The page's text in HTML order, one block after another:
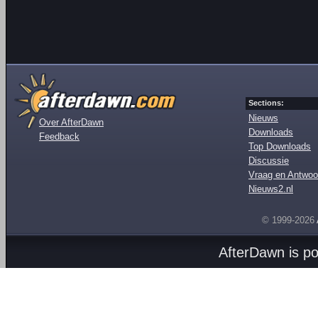
Over AfterDawn
Feedback
Sections:
Nieuws
Downloads
Top Downloads
Discussie
Vraag en
Nieuws2.nl
© 1999-2026
AfterDawn is